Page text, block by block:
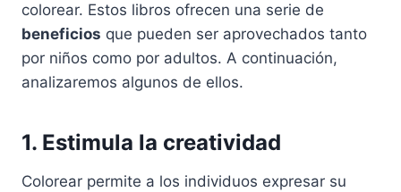
colorear. Estos libros ofrecen una serie de
beneficios que pueden ser aprovechados tanto
por niños como por adultos. A continuación,
analizaremos algunos de ellos.
1. Estimula la creatividad
Colorear permite a los individuos expresar su